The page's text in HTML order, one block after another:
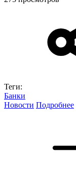
Теги:
Банки
Новости Подробнее